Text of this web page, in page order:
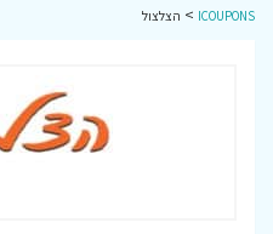
ICOUPONS
> הצלצול